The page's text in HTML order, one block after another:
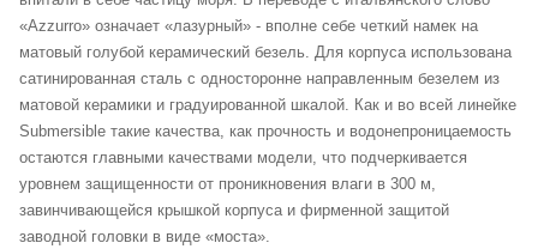
«Azzurro» означает «лазурный» - вполне себе четкий намек на
матовый голубой керамический безель. Для корпуса использована
сатинированная сталь с односторонне направленным безелем из
матовой керамики и градуированной шкалой. Как и во всей линейке
Submersible такие качества, как прочность и водонепроницаемость
остаются главными качествами модели, что подчеркивается
уровнем защищенности от проникновения влаги в 300 м,
завинчивающейся крышкой корпуса и фирменной защитой
заводной головки в виде «моста».